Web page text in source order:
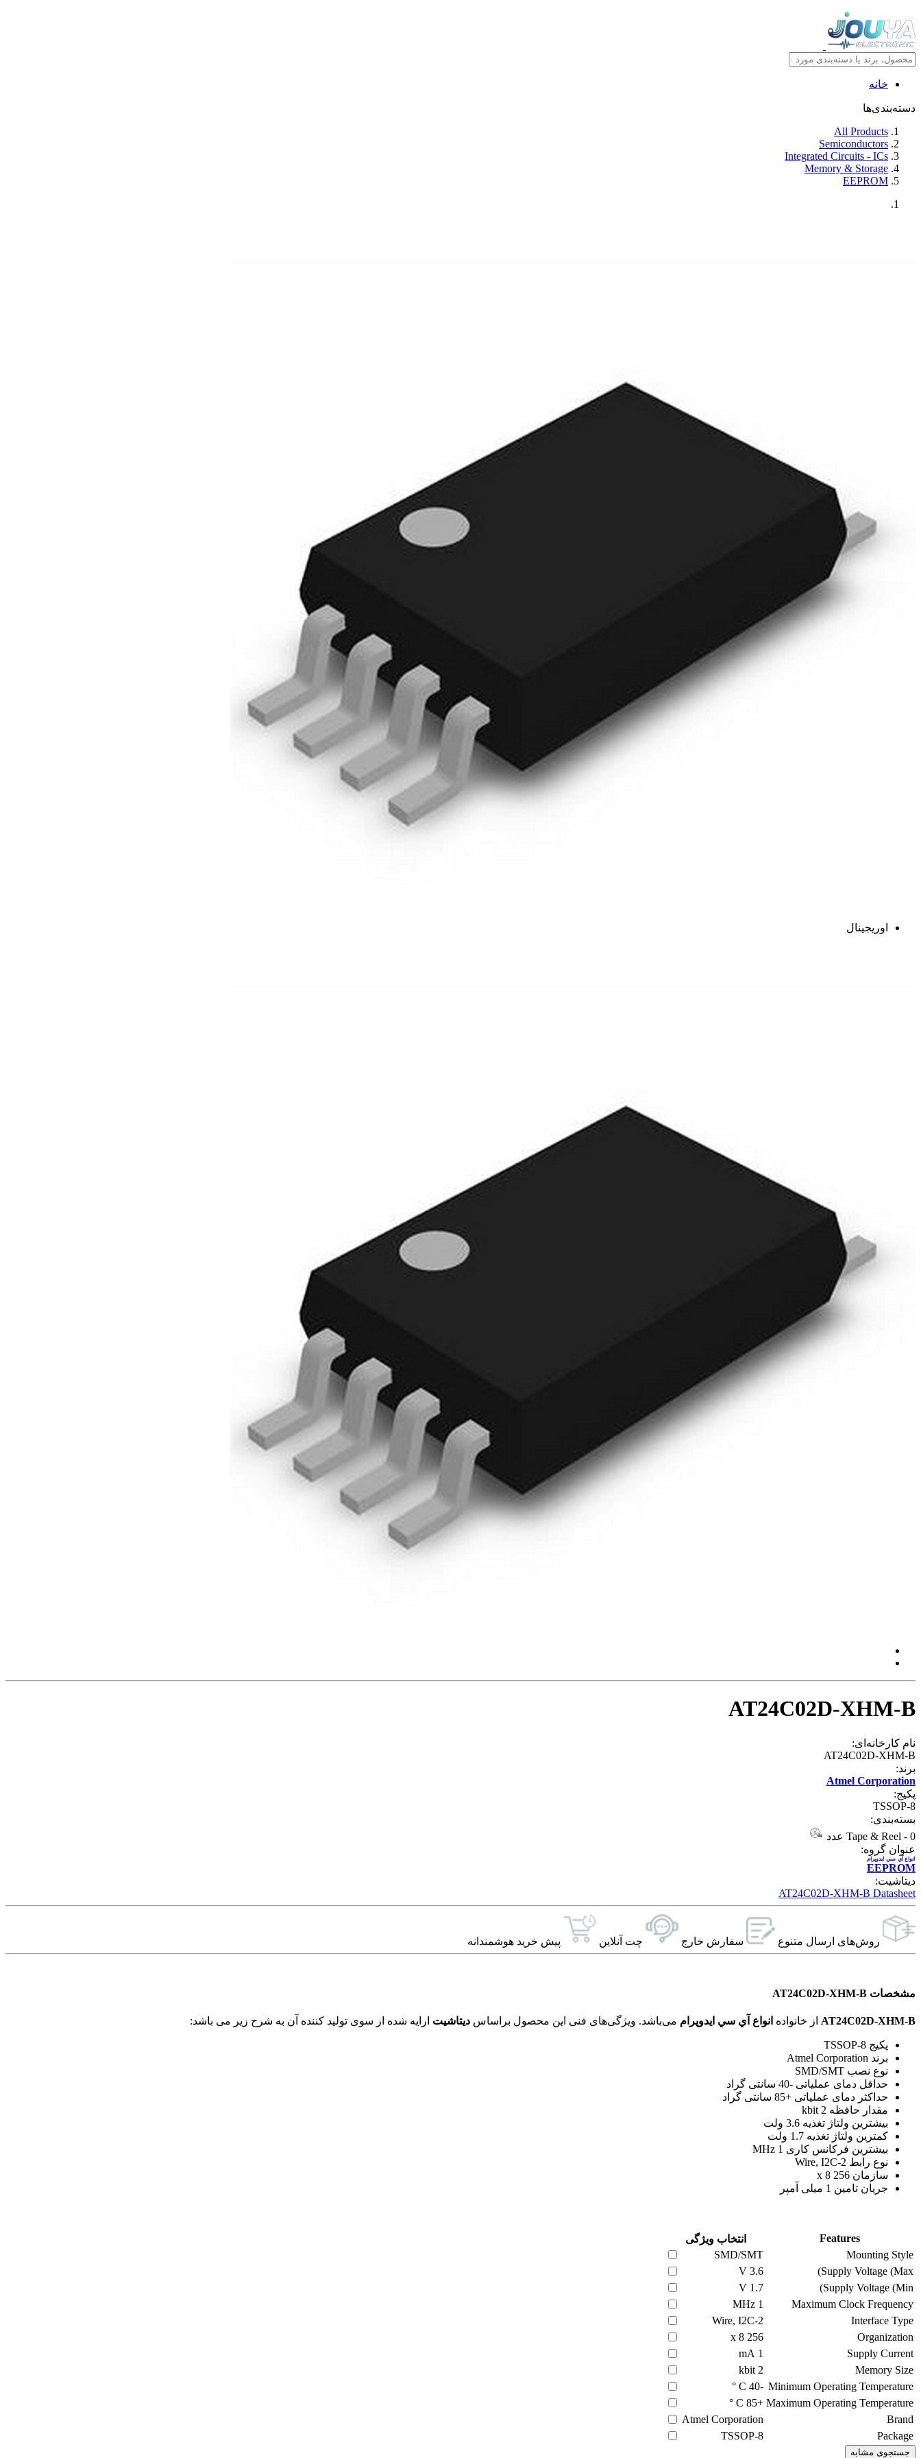
خانه
دسته‌بندی‌ها
All Products
Semiconductors
Integrated Circuits - ICs
Memory & Storage
EEPROM
اوریجینال
AT24C02D-XHM-B
نام کارخانه‌ای:
AT24C02D-XHM-B
برند:
Atmel Corporation
پکیج:
TSSOP-8
بسته‌بندی:
Tape & Reel - 0 عدد
عنوان گروه:
EEPROM
انواع آي سي ايدوپرام
دیتاشیت:
AT24C02D-XHM-B Datasheet
روش‌های ارسال‌ متنوع سفارش خارج چت آنلاین پیش خرید هوشمندانه
مشخصات AT24C02D-XHM-B
AT24C02D-XHM-B از خانواده انواع آي سي ايدوپرام دیتاشیت ارایه شده از سوی تولید کننده آن به شرح زیر می باشد:
پکیج TSSOP-8
برند Atmel Corporation
نوع نصب SMD/SMT
حداقل دمای عملیاتی -40 سانتی گراد
حداکثر دمای عملیاتی +85 سانتی گراد
مقدار حافظه 2 kbit
بیشترین ولتاژ تغذیه 3.6 ولت
کمترین ولتاژ تغذیه 1.7 ولت
بیشترین فرکانس کاری 1 MHz
نوع رابط 2-Wire, I2C
سازمان 256 x 8
جریان تامین 1 میلی آمپر
Features
انتخاب ویژگی
Mounting Style
SMD/SMT
Supply Voltage (Max)
3.6
V
Supply Voltage (Min)
1.7
V
Maximum Clock Frequency
1 MHz
Interface Type
2-Wire, I2C
Organization
256 x 8
Supply Current
1
mA
Memory Size
2 kbit
Minimum Operating Temperature
-40
C °
Maximum Operating Temperature
+85
C °
Brand
Atmel Corporation
Package
TSSOP-8
جستجوی مشابه